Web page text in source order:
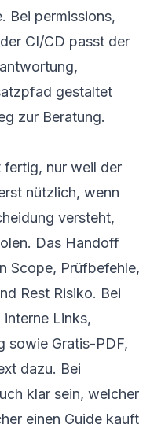
Bei permissions,
CI/CD passt der
gestaltet
zur Beratung.
nur weil der
nützlich, wenn
versteht,
Das Handoff
Scope, Prüfbefehle,
Rest Risiko. Bei
Links,
sowie Gratis-PDF,
dazu. Bei
klar sein, welcher
einen Guide kauft